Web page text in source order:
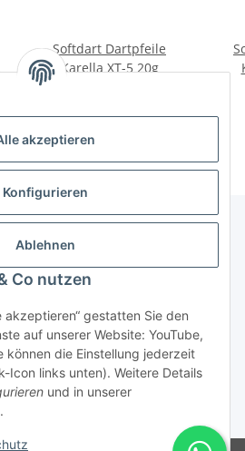
akzeptieren
Konfigurieren
Ablehnen
Co nutzen
akzeptieren“ gestatten Sie den
auf unserer Website: YouTube,
können die Einstellung jederzeit
Icon links unten). Weitere Details
und in unserer
.
Softdart Dartpfeile
Karella XT-5 20g
widerrufen
zzgl.